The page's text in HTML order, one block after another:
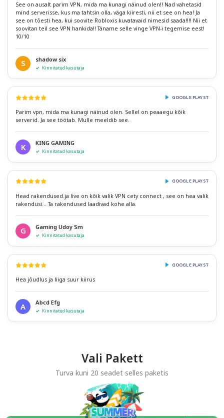
See on ausalt parim VPN, mida ma kunagi näinud olen!! Nad vahetasid
mind serverisse, kus ma tahtsin olla, väga kiiresti, nii et see on hea! Ja
see on tõesti hea, kui soovite Robloxis kuvatavaid nimesid saada!!!! Nii et
soovitan teil see VPN hankida!! Täname selle vinge VPN-i tegemise eest!
10/10
S shadow six
Kinnitatud kasutaja
GOOGLE PLAYST
Parim vpn, mida ma kunagi näinud olen. Sellel on peaaegu kõik
serverid. Ja see töötab. Mulle meeldib see.
K KING GAMING
Kinnitatud kasutaja
GOOGLE PLAYST
Head rakendused.ja live on kõik valik VPN cety connect , see on hea valik
rakendusi... Ta rakendused laadivad kohe alla.
G Gaming Udoy Sm
Kinnitatud kasutaja
GOOGLE PLAYST
Hea jõudlus ja liiga suur kiirus
A Abcd Efg
Kinnitatud kasutaja
Vali Pakett
Turva kuni 20 seadet selles paketis